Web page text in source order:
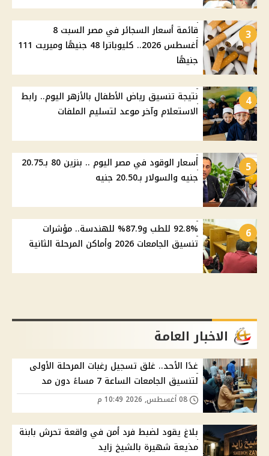
3
قائمة أسعار السجائر في مصر السبت 8
أغسطس 2026.. كليوباترا 48 جنيهًا وميريت 111
جنيهًا
4
نتيجة تنسيق رياض الأطفال بالأزهر اليوم.. رابط
الاستعلام وآخر موعد لتسليم الملفات
5
أسعار الوقود في مصر اليوم .. بنزين 80 بـ20.75
جنيه والسولار بـ20.50 جنيه
6
92.8% للطب و87.9% للهندسة.. مؤشرات
تنسيق الجامعات 2026 وأماكن المرحلة الثانية
الاخبار العامة
غدًا الأحد.. غلق تسجيل رغبات المرحلة الأولى
لتنسيق الجامعات الساعة 7 مساءً دون مد
بلاغ يقود لضبط فرد أمن في واقعة تحرش بابنة
مذيعة شهيرة بالشيخ زايد